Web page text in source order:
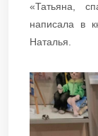
«Татьяна,
написала в
Наталья.